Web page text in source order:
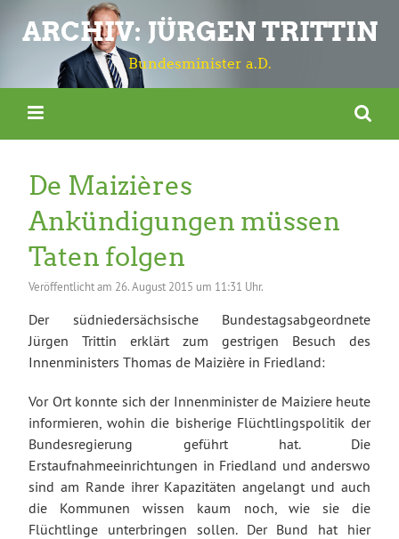
ARCHIV: JÜRGEN TRITTIN
Bundesminister a.D.
De Maizières
Ankündigungen müssen
Taten folgen
Veröffentlicht am 26. August 2015 um 11:31 Uhr.
Der südniedersächsische Bundestagsabgeordnete
Jürgen Trittin erklärt zum gestrigen Besuch des
Innenministers Thomas de Maizière in Friedland:
Vor Ort konnte sich der Innenminister de Maiziere heute
informieren, wohin die bisherige Flüchtlingspolitik der
Bundesregierung geführt hat. Die
Erstaufnahmeeinrichtungen in Friedland und anderswo
sind am Rande ihrer Kapazitäten angelangt und auch
die Kommunen wissen kaum noch, wie sie die
Flüchtlinge unterbringen sollen. Der Bund hat hier